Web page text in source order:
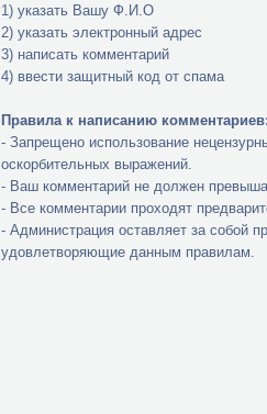
1) указать Вашу Ф.И.О
2) указать электронный адрес
3) написать комментарий
4) ввести защитный код от спама
Правила к написанию комментариев:
- Запрещено использование
оскорбительных выражений.
- Ваш комментарий не должен
- Все комментарии проходят
- Администрация оставляет за собой
удовлетворяющие данным правилам.